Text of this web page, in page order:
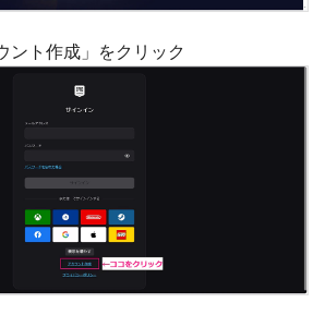
ント作成」をクリック